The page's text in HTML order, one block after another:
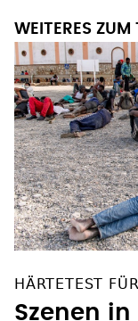
WEITERES ZUM
HÄRTETEST
Szenen